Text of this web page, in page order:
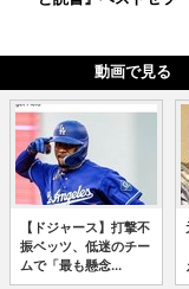
動画で見る
【ドジャース】打撃不
振ベッツ、低迷のチー
ムで「最も懸念...